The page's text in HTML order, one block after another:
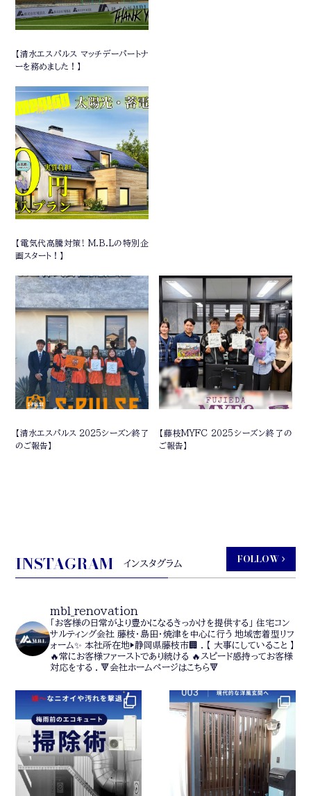
【清水エスパルス マッチデーパートナ
ーを務めました！】
【電気代高騰対策! M.B.Lの特別企
画スタート！】
【清水エスパルス 2025シーズン終了
のご報告】
【藤枝MYFC 2025シーズン終了の
ご報告】
INSTAGRAM インスタグラム FOLLOW
mbl_renovation
「お客様の日常がより豊かになるきっかけを提供する」
住宅コン
サルティング会社 藤枝・島田・焼津を中心に行う 地域密着型リフ
ォーム✨ 本社所在地▶静岡県藤枝市🏢 .
【 大事にしていること 】
🔥常にお客様ファーストであり続ける 🔥スピード感持ってお客様
対応をする . 🔻会社ホームページはこちら🔻